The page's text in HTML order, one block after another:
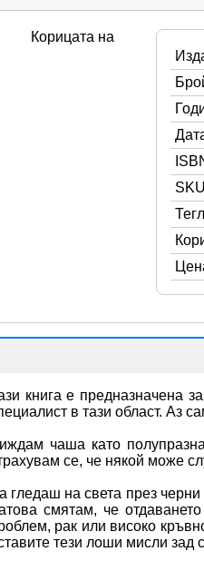
книга е предназначена
в тази област. Аз
чаша като
се, че някой може
гледаш на света през
смятам, че
рак или високо
тези лоши мисли зад